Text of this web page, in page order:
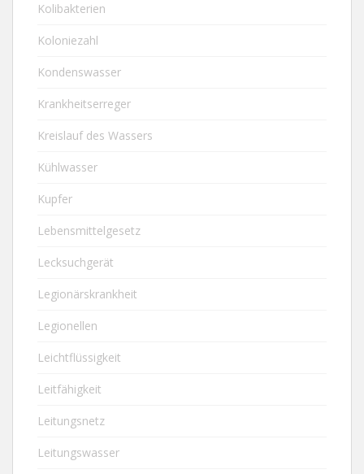
Kolibakterien
Koloniezahl
Kondenswasser
Krankheitserreger
Kreislauf des Wassers
Kühlwasser
Kupfer
Lebensmittelgesetz
Lecksuchgerät
Legionärskrankheit
Legionellen
Leichtflüssigkeit
Leitfähigkeit
Leitungsnetz
Leitungswasser